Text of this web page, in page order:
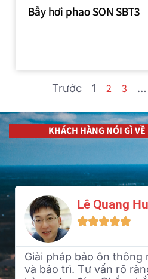
Bẫy hơi phao SON SBT3
Trước 1 2 3 …
KHÁCH HÀNG NÓI GÌ
Lê Quang

Giải pháp bảo ôn thông
và bảo trì. Tư vấn rõ